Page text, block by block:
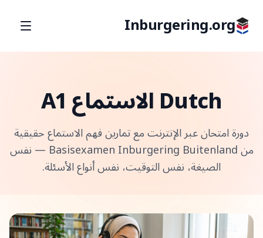
Inburgering.org
Dutch الاستماع A1
دورة امتحان عبر الإنترنت مع تمارين فهم الاستماع حقيقية
من Basisexamen Inburgering Buitenland — نفس
الصيغة، نفس التوقيت، نفس أنواع الأسئلة.